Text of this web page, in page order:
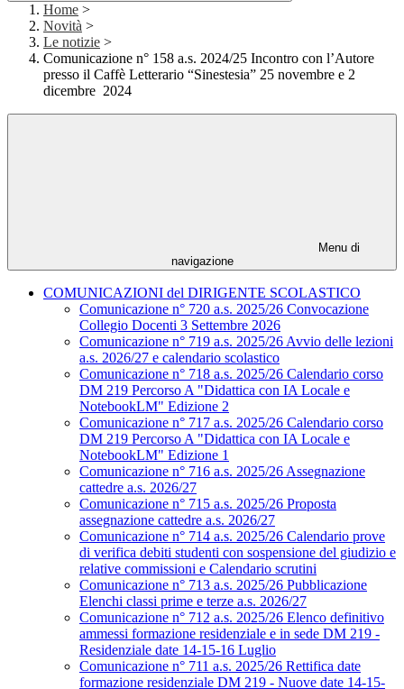
Home >
Novità >
Le notizie >
Comunicazione n° 158 a.s. 2024/25 Incontro con l’Autore
presso il Caffè Letterario “Sinestesia” 25 novembre e 2
dicembre 2024
Menu di
navigazione
COMUNICAZIONI del DIRIGENTE SCOLASTICO
Comunicazione n° 720 a.s. 2025/26 Convocazione
Collegio Docenti 3 Settembre 2026
Comunicazione n° 719 a.s. 2025/26 Avvio delle lezioni
a.s. 2026/27 e calendario scolastico
Comunicazione n° 718 a.s. 2025/26 Calendario corso
DM 219 Percorso A "Didattica con IA Locale e
NotebookLM" Edizione 2
Comunicazione n° 717 a.s. 2025/26 Calendario corso
DM 219 Percorso A "Didattica con IA Locale e
NotebookLM" Edizione 1
Comunicazione n° 716 a.s. 2025/26 Assegnazione
cattedre a.s. 2026/27
Comunicazione n° 715 a.s. 2025/26 Proposta
assegnazione cattedre a.s. 2026/27
Comunicazione n° 714 a.s. 2025/26 Calendario prove
di verifica debiti studenti con sospensione del giudizio e
relative commissioni e Calendario scrutini
Comunicazione n° 713 a.s. 2025/26 Pubblicazione
Elenchi classi prime e terze a.s. 2026/27
Comunicazione n° 712 a.s. 2025/26 Elenco definitivo
ammessi formazione residenziale e in sede DM 219 -
Residenziale date 14-15-16 Luglio
Comunicazione n° 711 a.s. 2025/26 Rettifica date
formazione residenziale DM 219 - Nuove date 14-15-